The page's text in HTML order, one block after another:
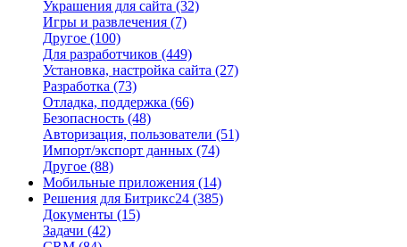
Украшения для сайта (32)
Игры и развлечения (7)
Другое (100)
Для разработчиков (449)
Установка, настройка сайта (27)
Разработка (73)
Отладка, поддержка (66)
Безопасность (48)
Авторизация, пользователи (51)
Импорт/экспорт данных (74)
Другое (88)
Мобильные приложения (14)
Решения для Битрикс24 (385)
Документы (15)
Задачи (42)